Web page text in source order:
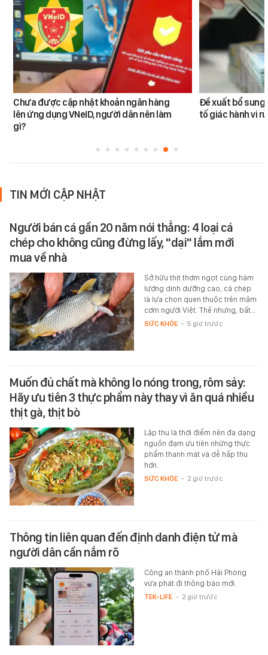
Chưa được cập nhật khoản ngân hàng
lên ứng dụng VNeID, người dân nên làm
gì?
Đề xuất bổ
tố giác hành vi
TIN MỚI CẬP NHẬT
Người bán cá gần 20 năm nói thẳng: 4 loại cá
chép cho không cũng đừng lấy, "dại" lắm mới
mua về nhà
Sở hữu thịt thơm ngọt cùng hàm
lượng dinh dưỡng cao, cá chép
là lựa chọn quen thuộc trên mâm
cơm người Việt. Thế nhưng, bất…
SỨC KHỎE - 5 giờ trước
Muốn đủ chất mà không lo nóng trong, rôm sảy:
Hãy ưu tiên 3 thực phẩm này thay vì ăn quá nhiều
thịt gà, thịt bò
Lập thu là thời điểm nên đa dạng
nguồn đạm ưu tiên những thực
phẩm thanh mát và dễ hấp thu
hơn.
SỨC KHỎE - 2 giờ trước
Thông tin liên quan đến định danh điện tử mà
người dân cần nắm rõ
Công an thành phố Hải Phòng
vừa phát đi thông báo mới.
TEK-LIFE - 2 giờ trước